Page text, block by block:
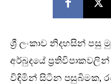
ශ්‍රී ලංකාව නිදහසින්
අර්බුදයේ
විඳිමින් සිටින පසුබිමක,